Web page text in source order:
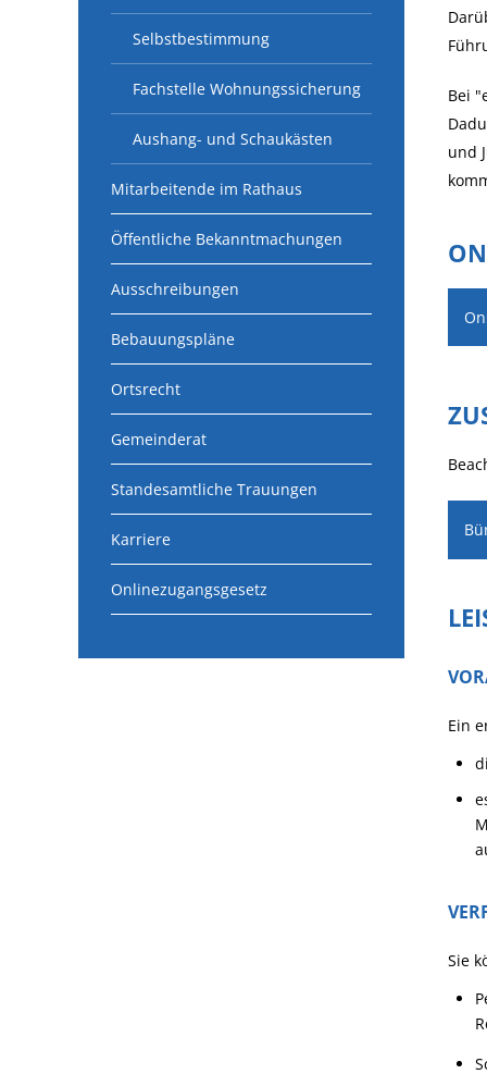
Selbstbestimmung
Fachstelle Wohnungssicherung
Aushang- und Schaukästen
Mitarbeitende im Rathaus
Öffentliche Bekanntmachungen
Ausschreibungen
Bebauungspläne
Ortsrecht
Gemeinderat
Standesamtliche Trauungen
Karriere
Onlinezugangsgesetz
Bei
und
Ein
Sie